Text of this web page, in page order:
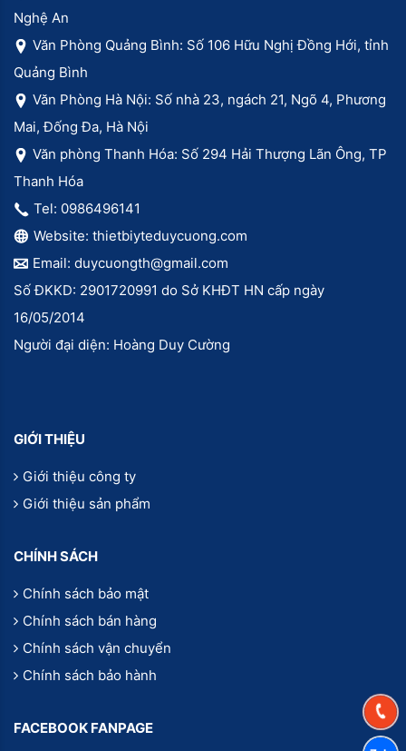
Nghệ An
Văn Phòng Quảng Bình: Số 106 Hữu Nghị Đồng Hới, tỉnh
Quảng Bình
Văn Phòng Hà Nội: Số nhà 23, ngách 21, Ngõ 4, Phương
Mai, Đống Đa, Hà Nội
Văn phòng Thanh Hóa: Số 294 Hải Thượng Lãn Ông, TP
Thanh Hóa
Tel: 0986496141
Website: thietbiyteduycuong.com
Email: duycuongth@gmail.com
Số ĐKKD: 2901720991 do Sở KHĐT HN cấp ngày
16/05/2014
Người đại diện: Hoàng Duy Cường
GIỚI THIỆU
Giới thiệu công ty
Giới thiệu sản phẩm
CHÍNH SÁCH
Chính sách bảo mật
Chính sách bán hàng
Chính sách vận chuyển
Chính sách bảo hành
FACEBOOK FANPAGE